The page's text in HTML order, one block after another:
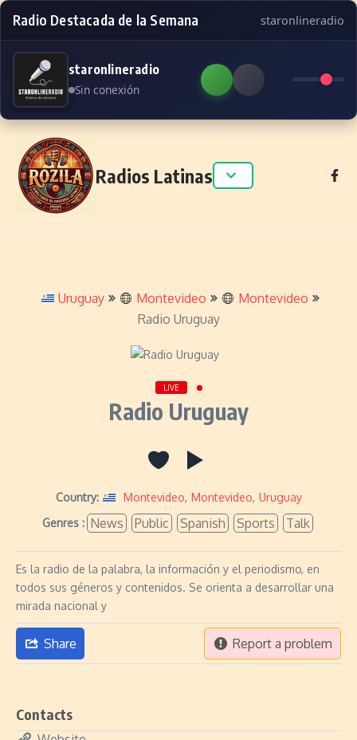
Radio Destacada de la Semana staronlineradio
staronlineradio
Sin conexión
Skip to content
Radios Latinas
Uruguay Montevideo
Montevideo
Radio Uruguay
LIVE
Radio Uruguay
Country: Montevideo, Montevideo, Uruguay
Genres : News Public Spanish Sports Talk
Es la radio de la palabra, la información y el periodismo, en
todos sus géneros y contenidos. Se orienta a desarrollar una
mirada nacional y
Share Report a problem
Contacts